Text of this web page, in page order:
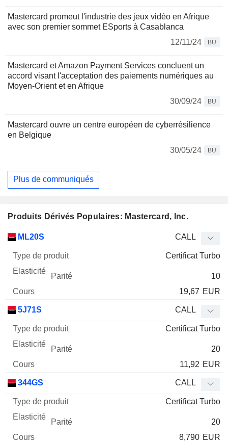
Mastercard promeut l'industrie des jeux vidéo en Afrique
avec son premier sommet ESports à Casablanca
12/11/24
BU
Mastercard et Amazon Payment Services concluent un
accord visant l'acceptation des paiements numériques au
Moyen-Orient et en Afrique
30/09/24
BU
Mastercard ouvre un centre européen de cyberrésilience
en Belgique
30/05/24
BU
Plus de communiqués
Produits Dérivés Populaires: Mastercard, Inc.
Mnemo Type produit
Cours
ML20S CALL
Certificat Turbo
10
19,67 EUR
5J71S CALL
Certificat Turbo
20
11,92 EUR
344GS CALL
Certificat Turbo
20
8,790 EUR